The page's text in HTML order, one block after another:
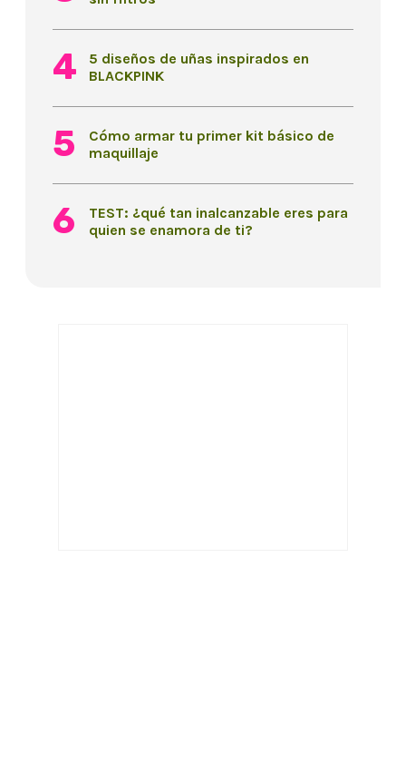
5 diseños de uñas inspirados en
BLACKPINK
Cómo armar tu primer kit básico de
maquillaje
TEST: ¿qué tan inalcanzable eres para
quien se enamora de ti?